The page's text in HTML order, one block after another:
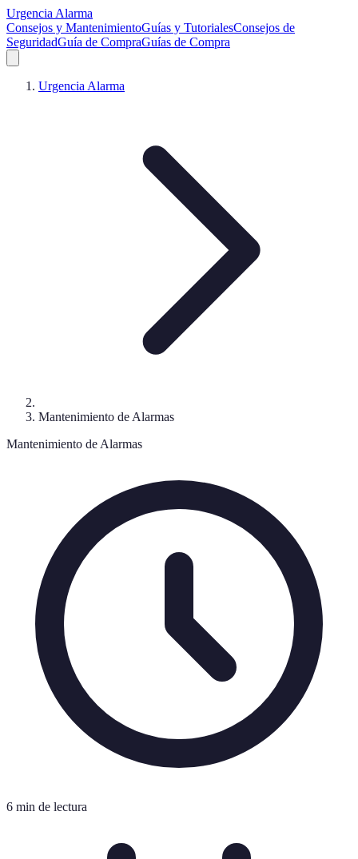
Urgencia Alarma
Consejos y MantenimientoGuías y TutorialesConsejos de
SeguridadGuía de CompraGuías de Compra
Urgencia Alarma
Mantenimiento de Alarmas
Mantenimiento de Alarmas
6 min de lectura